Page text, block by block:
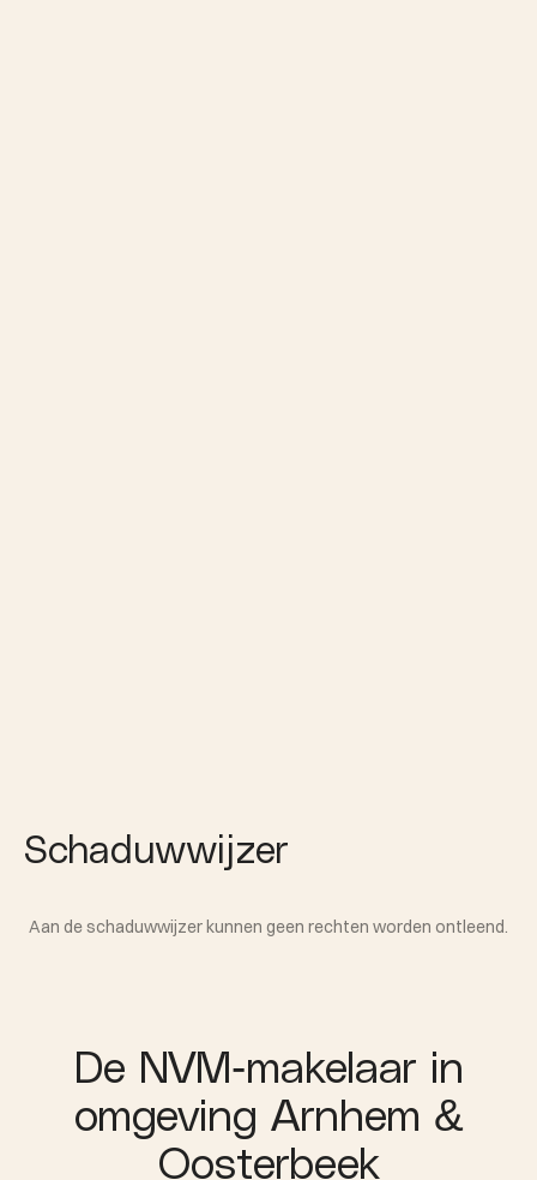
Schaduwwijzer
Aan de schaduwwijzer kunnen geen rechten worden ontleend.
De NVM-makelaar in
omgeving Arnhem &
Oosterbeek